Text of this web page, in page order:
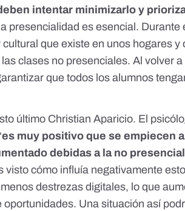
intentar minimizarlo y
presencialidad es esencial. Durante
que existe en unos hogares y
clases no presenciales. Al volver
que todos los alumnos
último Christian Aparicio. El
es muy positivo que se empiecen
debidas a la no
visto cómo influía negativamente
destrezas digitales, lo que
oportunidades. Una situación así